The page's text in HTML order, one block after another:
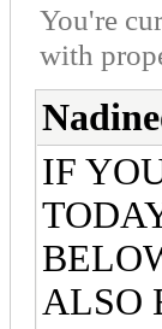
You're
with
IF
ALSO